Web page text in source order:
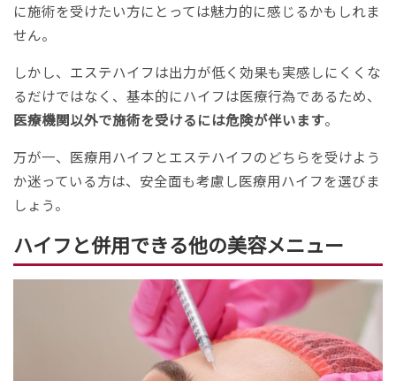
に施術を受けたい方にとっては魅力的に感じるかもしれま
せん。
しかし、エステハイフは出力が低く効果も実感しにくくな
るだけではなく、基本的にハイフは医療行為であるため、
医療機関以外で施術を受けるには危険が伴います。
万が一、医療用ハイフとエステハイフのどちらを受けよう
か迷っている方は、安全面も考慮し医療用ハイフを選びま
しょう。
ハイフと併用できる他の美容メニュー